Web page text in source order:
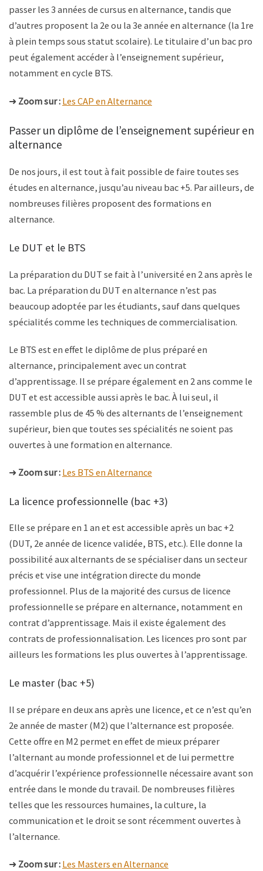
passer les 3 années de cursus en alternance, tandis que
d’autres proposent la 2e ou la 3e année en alternance (la 1re
à plein temps sous statut scolaire). Le titulaire d’un bac pro
peut également accéder à l’enseignement supérieur,
notamment en cycle BTS.
➜ Zoom sur : Les CAP en Alternance
Passer un diplôme de l’enseignement supérieur en
alternance
De nos jours, il est tout à fait possible de faire toutes ses
études en alternance, jusqu’au niveau bac +5. Par ailleurs, de
nombreuses filières proposent des formations en
alternance.
Le DUT et le BTS
La préparation du DUT se fait à l’université en 2 ans après le
bac. La préparation du DUT en alternance n’est pas
beaucoup adoptée par les étudiants, sauf dans quelques
spécialités comme les techniques de commercialisation.
Le BTS est en effet le diplôme de plus préparé en
alternance, principalement avec un contrat
d’apprentissage. Il se prépare également en 2 ans comme le
DUT et est accessible aussi après le bac. À lui seul, il
rassemble plus de 45 % des alternants de l’enseignement
supérieur, bien que toutes ses spécialités ne soient pas
ouvertes à une formation en alternance.
➜ Zoom sur : Les BTS en Alternance
La licence professionnelle (bac +3)
Elle se prépare en 1 an et est accessible après un bac +2
(DUT, 2e année de licence validée, BTS, etc.). Elle donne la
possibilité aux alternants de se spécialiser dans un secteur
précis et vise une intégration directe du monde
professionnel. Plus de la majorité des cursus de licence
professionnelle se prépare en alternance, notamment en
contrat d’apprentissage. Mais il existe également des
contrats de professionnalisation. Les licences pro sont par
ailleurs les formations les plus ouvertes à l’apprentissage.
Le master (bac +5)
Il se prépare en deux ans après une licence, et ce n’est qu’en
2e année de master (M2) que l’alternance est proposée.
Cette offre en M2 permet en effet de mieux préparer
l’alternant au monde professionnel et de lui permettre
d’acquérir l’expérience professionnelle nécessaire avant son
entrée dans le monde du travail. De nombreuses filières
telles que les ressources humaines, la culture, la
communication et le droit se sont récemment ouvertes à
l’alternance.
➜ Zoom sur : Les Masters en Alternance